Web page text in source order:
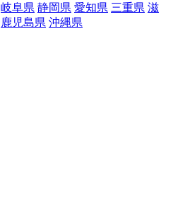
岐阜県 静岡県 愛知県 三重県 滋
鹿児島県 沖縄県